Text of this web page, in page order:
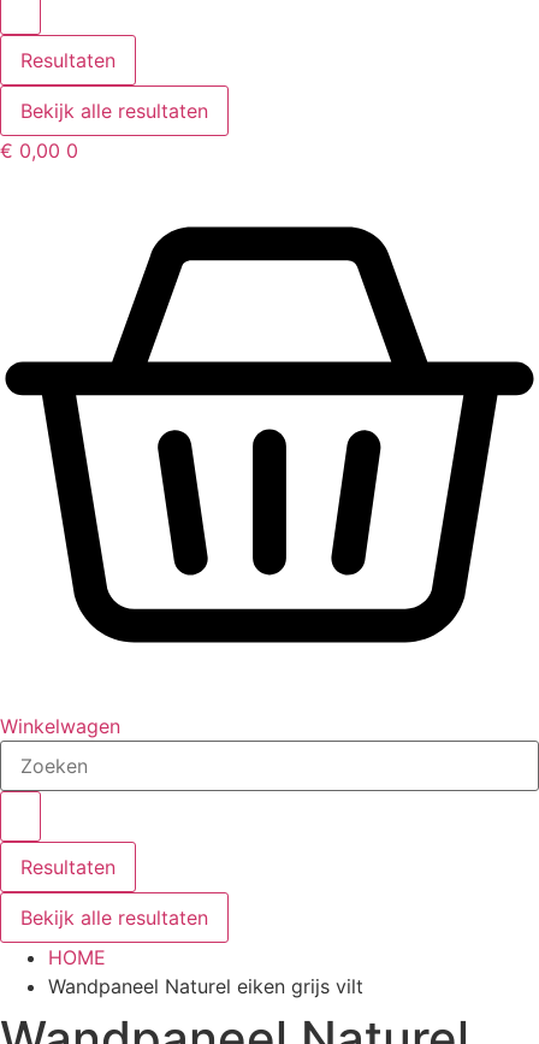
Resultaten
Bekijk alle resultaten
€ 0,00 0
Winkelwagen
Search
Resultaten
Bekijk alle resultaten
HOME
Wandpaneel Naturel eiken grijs vilt